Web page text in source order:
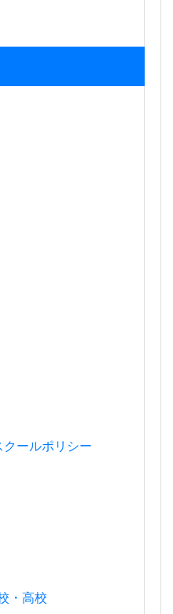
ールポリシー
・高校